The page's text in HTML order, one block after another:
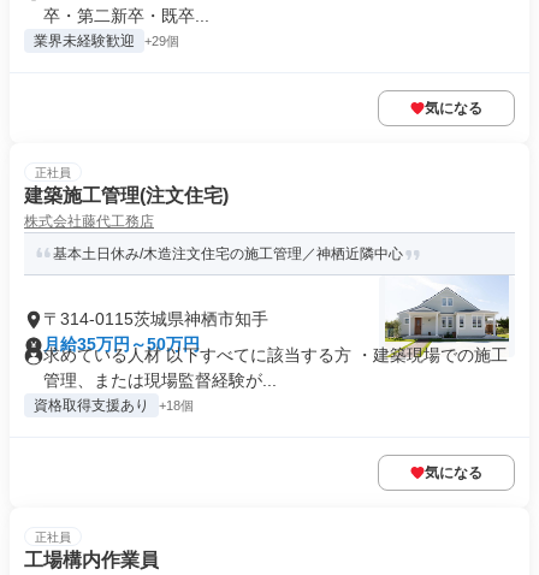
卒・第二新卒・既卒...
業界未経験歓迎 +29個
気になる
正社員
建築施工管理(注文住宅)
株式会社藤代工務店
基本土日休み/木造注文住宅の施工管理／神栖近隣中心
〒314-0115茨城県神栖市知手
月給35万円～50万円
求めている人材 以下すべてに該当する方 ・建築現場での施工
管理、または現場監督経験が...
資格取得支援あり +18個
気になる
正社員
工場構内作業員